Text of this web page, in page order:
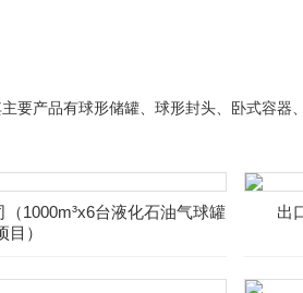
产品有球形储罐、球形封头、卧式容器
1000m³x6台液化石油气球罐
目）
出